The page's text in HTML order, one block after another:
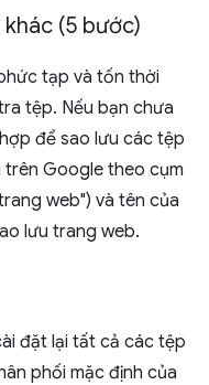
(5 bước)
tạp và tốn thời
tệp. Nếu bạn chưa
để sao lưu các tệp
trên Google theo cụm
web") và tên của
lưu trang web.
đặt lại tất cả các tệp
phối mặc định của